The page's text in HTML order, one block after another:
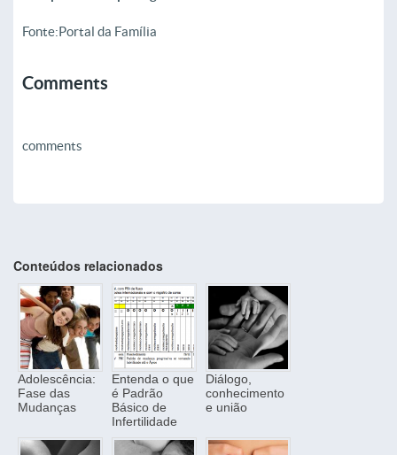
Fonte:Portal da Família
Comments
comments
Conteúdos relacionados
Adolescência:
Fase das
Mudanças
Entenda o que
é Padrão
Básico de
Infertilidade
Diálogo,
conhecimento
e união